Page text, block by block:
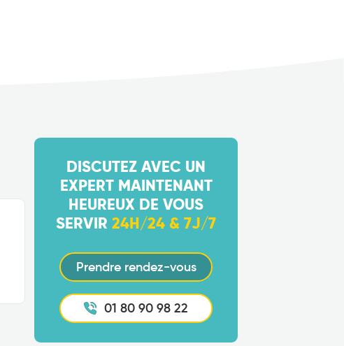
DISCUTEZ AVEC UN
EXPERT MAINTENANT
HEUREUX DE VOUS
SERVIR24H/24 & 7J/7
Prendre rendez-vous
01 80 90 98 22